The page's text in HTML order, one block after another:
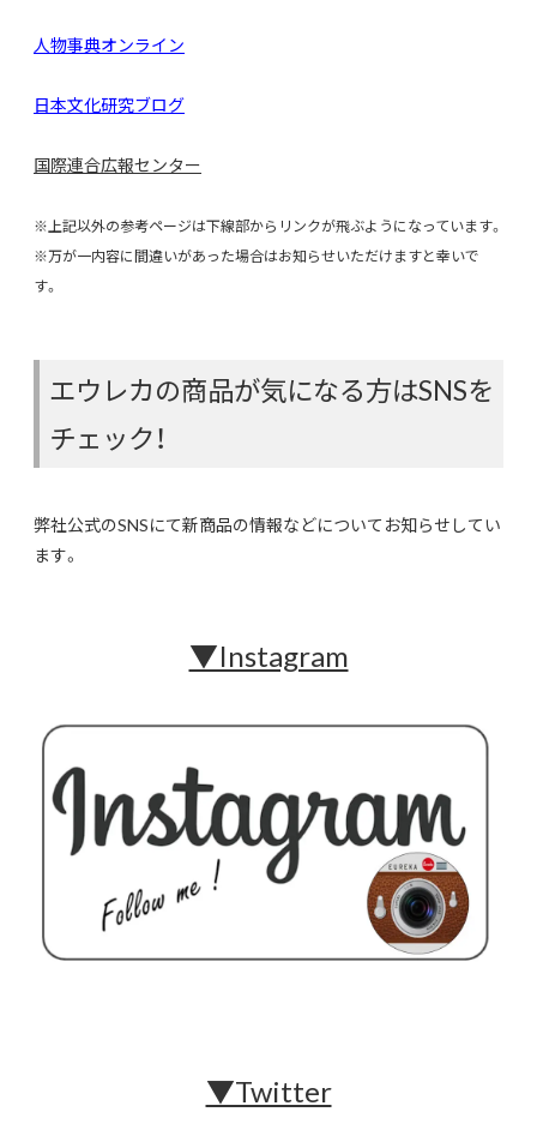
人物事典オンライン
日本文化研究ブログ
国際連合広報センター
※上記以外の参考ページは下線部からリンクが飛ぶようになっています。
※万が一内容に間違いがあった場合はお知らせいただけますと幸いで
す。
エウレカの商品が気になる方はSNSを
チェック！
弊社公式のSNSにて新商品の情報などについてお知らせしてい
ます。
▼Instagram
▼Twitter